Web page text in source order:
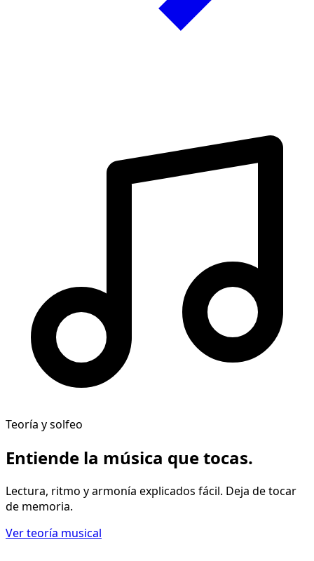
Teoría y solfeo
Entiende la música que tocas.
Lectura, ritmo y armonía explicados fácil. Deja de tocar
de memoria.
Ver teoría musical